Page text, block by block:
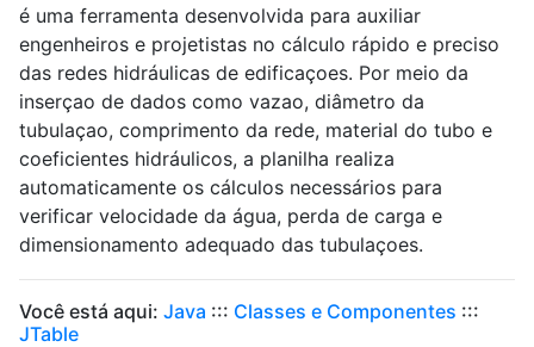
é uma ferramenta desenvolvida para auxiliar
engenheiros e projetistas no cálculo rápido e preciso
das redes hidráulicas de edificaçoes. Por meio da
inserçao de dados como vazao, diâmetro da
tubulaçao, comprimento da rede, material do tubo e
coeficientes hidráulicos, a planilha realiza
automaticamente os cálculos necessários para
verificar velocidade da água, perda de carga e
dimensionamento adequado das tubulaçoes.
Você está aqui: Java ::: Classes e Componentes :::
JTable